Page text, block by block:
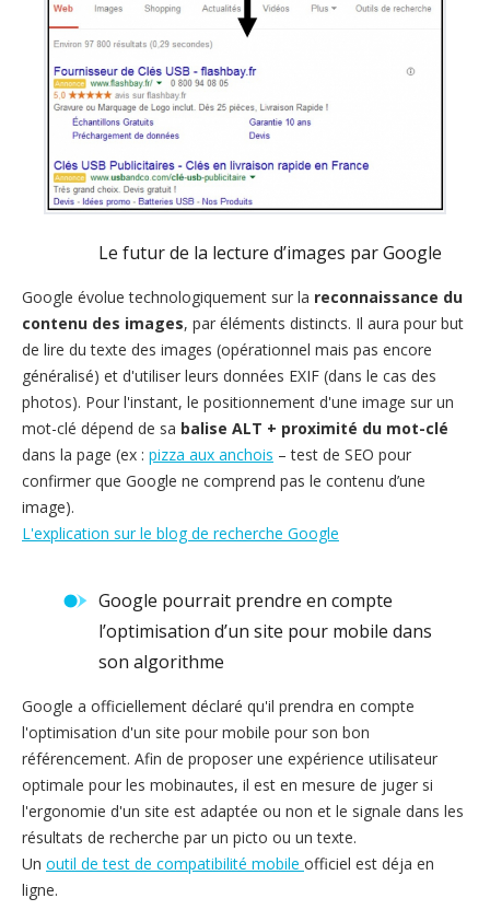
Le futur de la lecture d’images par Google
Google évolue technologiquement sur la reconnaissance du
contenu des images, par éléments distincts. Il aura pour but
de lire du texte des images (opérationnel mais pas encore
généralisé) et d'utiliser leurs données EXIF (dans le cas des
photos). Pour l'instant, le positionnement d'une image sur un
mot-clé dépend de sa balise ALT + proximité du mot-clé
dans la page (ex : pizza aux anchois – test de SEO pour
confirmer que Google ne comprend pas le contenu d’une
image).
L'explication sur le blog de recherche Google
Google pourrait prendre en compte
l’optimisation d’un site pour mobile dans
son algorithme
Google a officiellement déclaré qu'il prendra en compte
l'optimisation d'un site pour mobile pour son bon
référencement. Afin de proposer une expérience utilisateur
optimale pour les mobinautes, il est en mesure de juger si
l'ergonomie d'un site est adaptée ou non et le signale dans les
résultats de recherche par un picto ou un texte.
Un outil de test de compatibilité mobile officiel est déja en
ligne.